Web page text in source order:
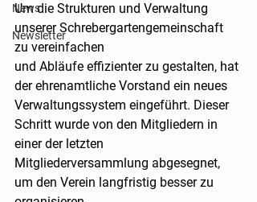
News
Newsletter
Um die Strukturen und Verwaltung
unserer Schrebergartengemeinschaft
zu vereinfachen
und Abläufe effizienter zu gestalten, hat
der ehrenamtliche Vorstand ein neues
Verwaltungssystem eingeführt. Dieser
Schritt wurde von den Mitgliedern in
einer der letzten
Mitgliederversammlung abgesegnet,
um den Verein langfristig besser zu